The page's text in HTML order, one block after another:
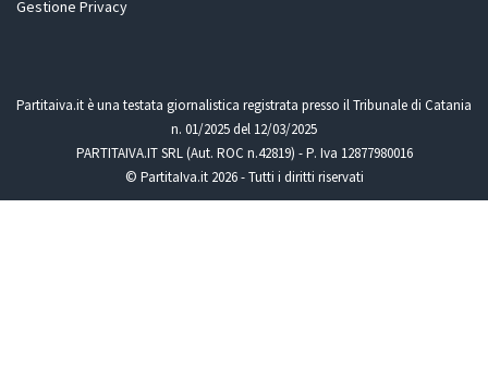
Gestione Privacy
Partitaiva.it è una testata giornalistica registrata presso il Tribunale di Catania
n. 01/2025 del 12/03/2025
PARTITAIVA.IT SRL (Aut. ROC n.42819) - P. Iva 12877980016
© PartitaIva.it 2026 - Tutti i diritti riservati